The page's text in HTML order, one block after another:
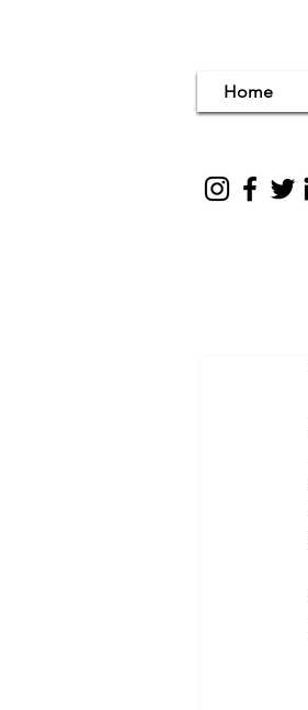
Home